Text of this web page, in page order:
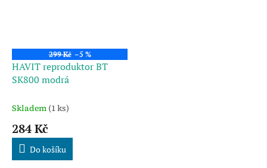
299 Kč –5 %
HAVIT reproduktor BT
SK800 modrá
Skladem (1 ks)
284 Kč
Do košíku